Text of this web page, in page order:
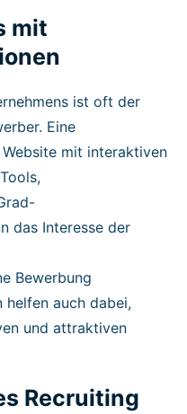
mit
ist oft der
Eine
mit interaktiven
das Interesse der
Bewerbung
helfen auch dabei,
und attraktiven
Recruiting